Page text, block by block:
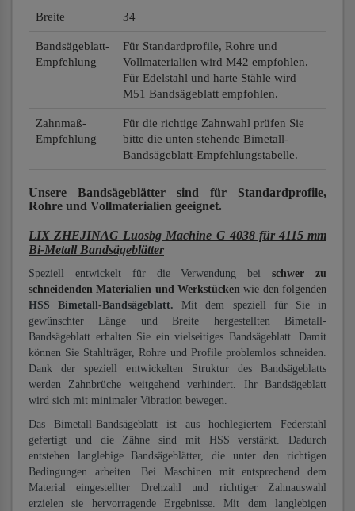
Breite 34
Bandsägeblatt-
Empfehlung
Für Standardprofile, Rohre und
Vollmaterialien wird M42 empfohlen.
Für Edelstahl und harte Stähle wird
M51 Bandsägeblatt empfohlen.
Zahnmaß-
Empfehlung
Für die richtige Zahnwahl prüfen Sie
bitte die unten stehende Bimetall-
Bandsägeblatt-Empfehlungstabelle.
Unsere Bandsägeblätter sind für Standardprofile,
Rohre und Vollmaterialien geeignet.
LIX ZHEJINAG Luosbg Machine G 4038 für 4115 mm
Bi-Metall Bandsägeblätter
Speziell entwickelt für die Verwendung beischwer zu
schneidenden Materialien und Werkstücken wie den folgenden
HSS Bimetall-Bandsägeblatt. Mit dem speziell für Sie in
gewünschter Länge und Breite hergestellten Bimetall-
Bandsägeblatt erhalten Sie ein vielseitiges Bandsägeblatt. Damit
können Sie Stahlträger, Rohre und Profile problemlos schneiden.
Dank der speziell entwickelten Struktur des Bandsägeblatts
werden Zahnbrüche weitgehend verhindert. Ihr Bandsägeblatt
wird sich mit minimaler Vibration bewegen.
Das Bimetall-Bandsägeblatt ist aus hochlegiertem Federstahl
gefertigt und die Zähne sind mit HSS verstärkt. Dadurch
entstehen langlebige Bandsägeblätter, die unter den richtigen
Bedingungen arbeiten. Bei Maschinen mit entsprechend dem
Material eingestellter Drehzahl und richtiger Zahnauswahl
erzielen sie hervorragende Ergebnisse. Mit dem langlebigen